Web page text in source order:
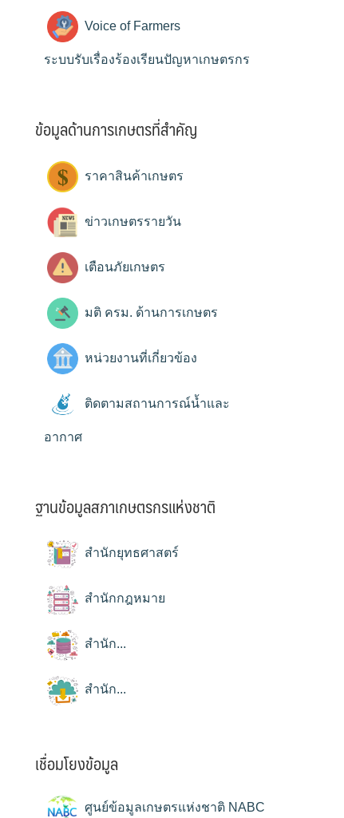
Voice of Farmers
ระบบรับเรื่องร้องเรียนปัญหาเกษตรกร
ข้อมูลด้านการเกษตรที่สำคัญ
ราคาสินค้าเกษตร
ข่าวเกษตรรายวัน
เตือนภัยเกษตร
มติ ครม. ด้านการเกษตร
หน่วยงานที่เกี่ยวข้อง
ติดตามสถานการณ์น้ำและ
อากาศ
ฐานข้อมูลสภาเกษตรกรแห่งชาติ
สำนักยุทธศาสตร์
สำนักกฎหมาย
สำนัก...
สำนัก...
เชื่อมโยงข้อมูล
ศูนย์ข้อมูลเกษตรแห่งชาติ NABC